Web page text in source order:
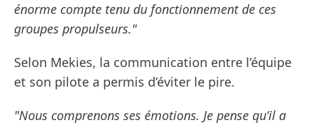
énorme compte tenu du fonctionnement de ces
groupes propulseurs."
Selon Mekies, la communication entre l’équipe
et son pilote a permis d’éviter le pire.
"Nous comprenons ses émotions. Je pense qu’il a